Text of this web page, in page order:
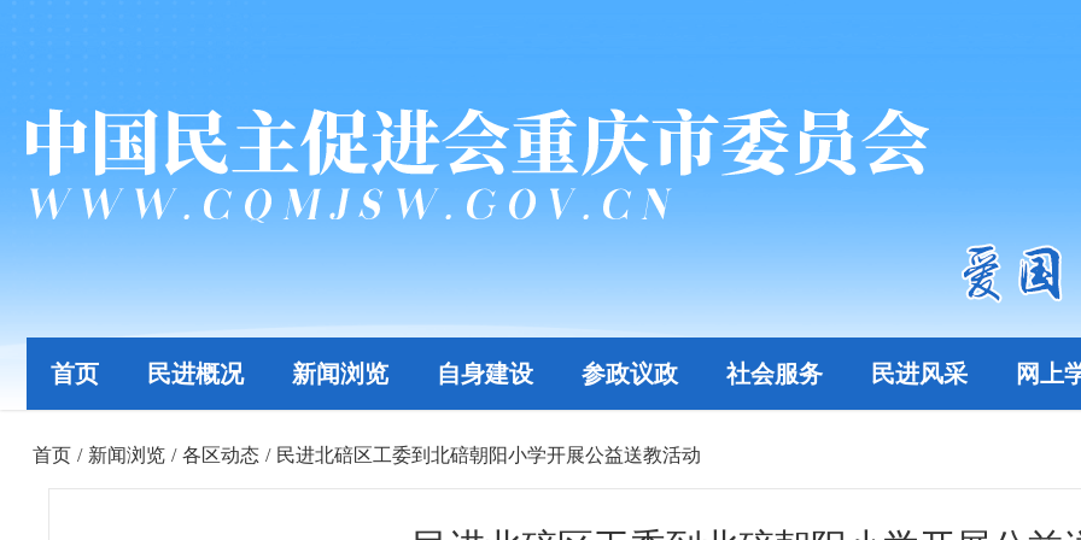
首页 民进概况 新闻浏览 自身建设 参政议政 社会服务 民进风采 网上
首页 / 新闻浏览 / 各区动态 / 民进北碚区工委到北碚朝阳小学开展公益送教活动